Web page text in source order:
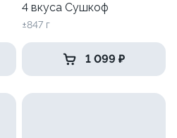
4 вкуса Сушкоф
±847 г
1 099 ₽